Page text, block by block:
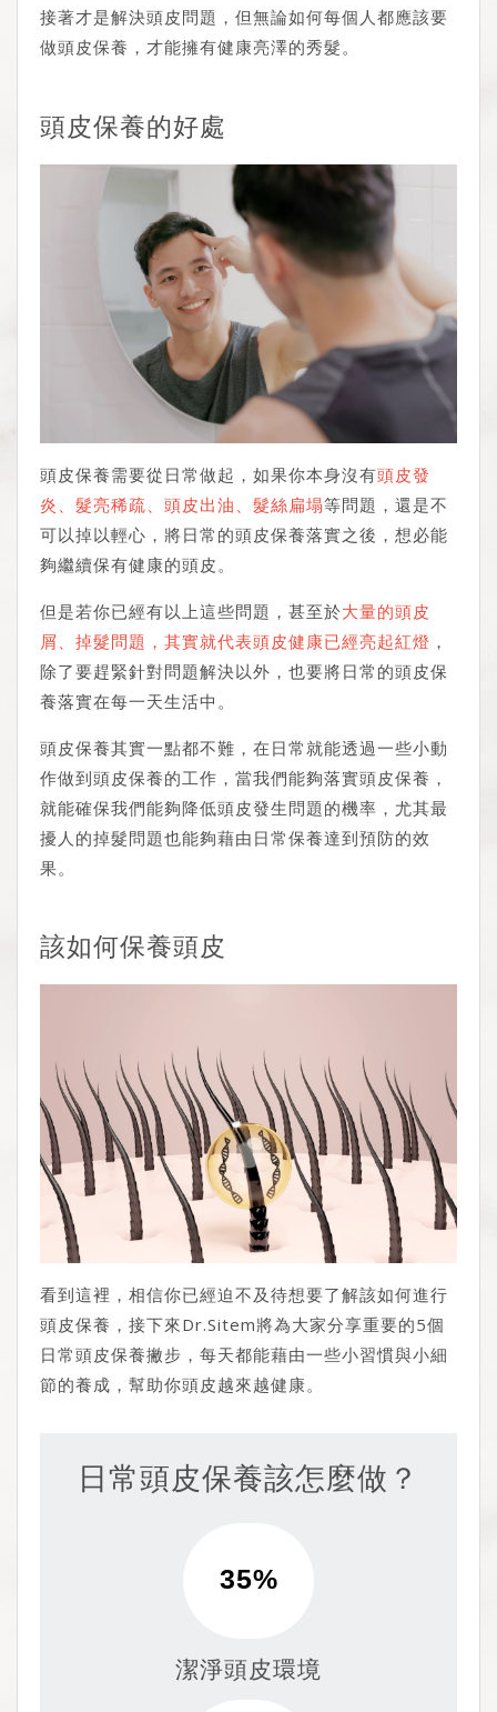
接著才是解決頭皮問題，但無論如何每個人都應該要
做頭皮保養，才能擁有健康亮澤的秀髮。
頭皮保養的好處
頭皮保養需要從日常做起，如果你本身沒有頭皮發
炎、髮亮稀疏、頭皮出油、髮絲扁塌等問題，還是不
可以掉以輕心，將日常的頭皮保養落實之後，想必能
夠繼續保有健康的頭皮。
但是若你已經有以上這些問題，甚至於大量的頭皮
屑、掉髮問題，其實就代表頭皮健康已經亮起紅燈 ，
除了要趕緊針對問題解決以外，也要將日常的頭皮保
養落實在每一天生活中。
頭皮保養其實一點都不難，在日常就能透過一些小動
作做到頭皮保養的工作，當我們能夠落實頭皮保養，
就能確保我們能夠降低頭皮發生問題的機率，尤其最
擾人的掉髮問題也能夠藉由日常保養達到預防的效
果。
該如何保養頭皮
看到這裡，相信你已經迫不及待想要了解該如何進行
頭皮保養，接下來Dr.Sitem將為大家分享重要的5個
日常頭皮保養撇步，每天都能藉由一些小習慣與小細
節的養成，幫助你頭皮越來越健康。
日常頭皮保養該怎麼做？
潔淨頭皮環境